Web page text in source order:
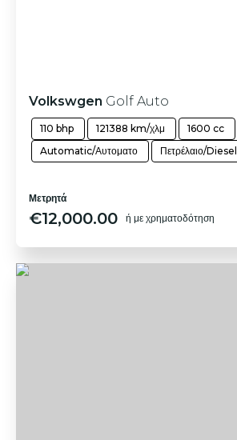
Volkswgen Golf Auto
110 bhp 121388 km/χλμ 1600 cc
Automatic/Αυτοματο
Πετρέλαιο/Diesel
Μετρητά
€12,000.00 ή με χρηματοδότηση